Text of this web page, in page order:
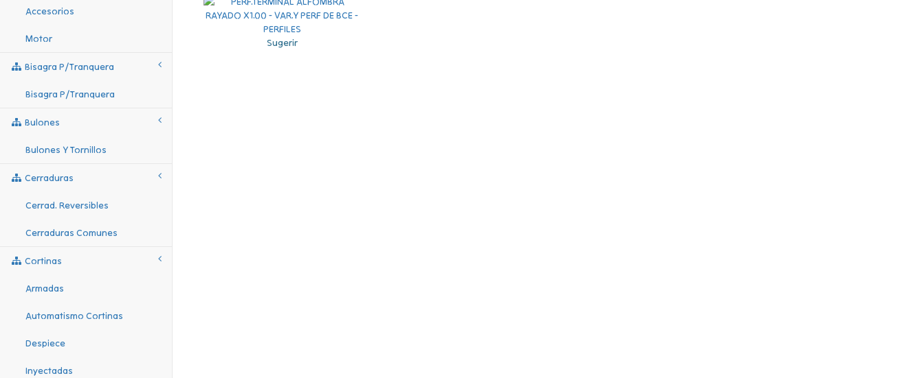
Accesorios
Motor
Bisagra P/tranquera
Bisagra P/tranquera
Bulones
Bulones Y Tornillos
Cerraduras
Cerrad. Reversibles
Cerraduras Comunes
Cortinas
Armadas
Automatismo Cortinas
Despiece
Inyectadas
Sugerir